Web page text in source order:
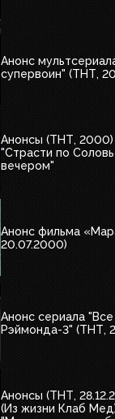
Анонс
супервоин" (ТНТ,
Анонсы (ТНТ, 2000)
"Страсти по
вечером"
Анонс фильма
20.07.2000)
Анонс сериала
Рэймонда-3" (ТНТ,
Анонсы (ТНТ,
(Из жизни Клаб